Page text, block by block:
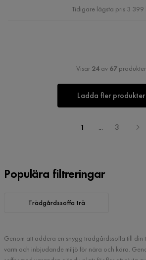
Pris
Tidigare lägsta pris 3 399
Visar 24av 67produkter
Ladda fler produkter
1 ... 3
Populära filtreringar
Trädgårdssoffa trä
Genom att addera en snygg trädgårdssoffa till
varm och inbjudande miljö för nära och kära.